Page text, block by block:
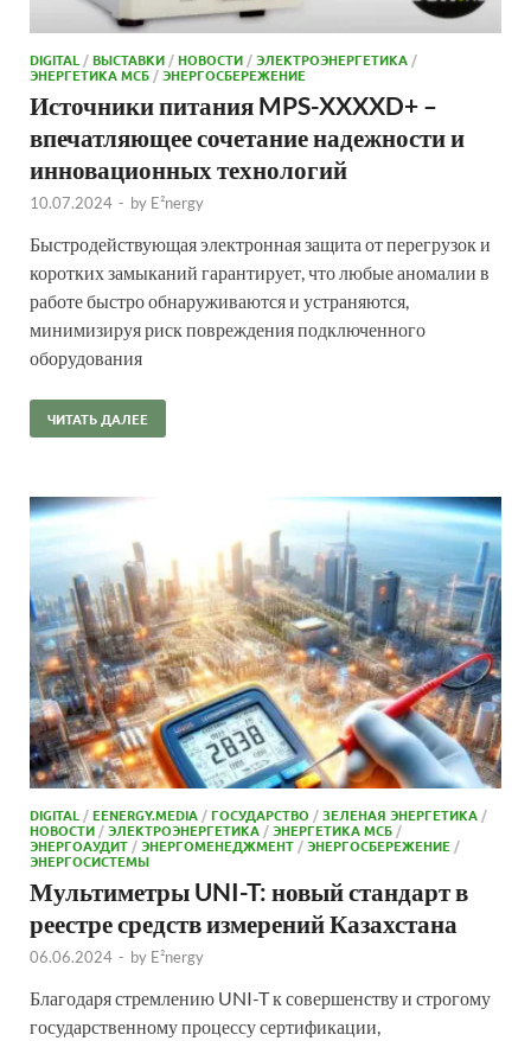
DIGITAL/ВЫСТАВКИ/НОВОСТИ/ЭЛЕКТРОЭНЕРГЕТИКА/
ЭНЕРГЕТИКА МСБ/ЭНЕРГОСБЕРЕЖЕНИЕ
Источники питания MPS-XXXXD+ –
впечатляющее сочетание надежности и
инновационных технологий
10.07.2024 - by E²nergy
Быстродействующая электронная защита от перегрузок и
коротких замыканий гарантирует, что любые аномалии в
работе быстро обнаруживаются и устраняются,
минимизируя риск повреждения подключенного
оборудования
ЧИТАТЬ ДАЛЕЕ
DIGITAL /EENERGY.MEDIA /ГОСУДАРСТВО /ЗЕЛЕНАЯ ЭНЕРГЕТИКА /
НОВОСТИ /ЭЛЕКТРОЭНЕРГЕТИКА /ЭНЕРГЕТИКА МСБ /
ЭНЕРГОАУДИТ /ЭНЕРГОМЕНЕДЖМЕНТ /ЭНЕРГОСБЕРЕЖЕНИЕ /
ЭНЕРГОСИСТЕМЫ
Мультиметры UNI-T: новый стандарт в
реестре средств измерений Казахстана
06.06.2024 - by E²nergy
Благодаря стремлению UNI-T к совершенству и строгому
государственному процессу сертификации,